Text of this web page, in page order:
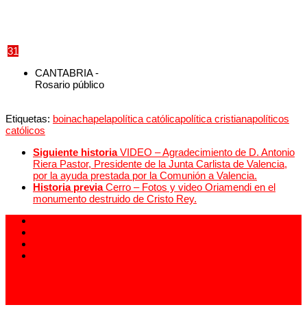
31
CANTABRIA -
Rosario público
Etiquetas: boinachapelapolítica católicapolítica cristianapolíticos
católicos
Siguiente historia VIDEO – Agradecimiento de D. Antonio
Riera Pastor, Presidente de la Junta Carlista de Valencia,
por la ayuda prestada por la Comunión a Valencia.
Historia previa Cerro – Fotos y video Oriamendi en el
monumento destruido de Cristo Rey.